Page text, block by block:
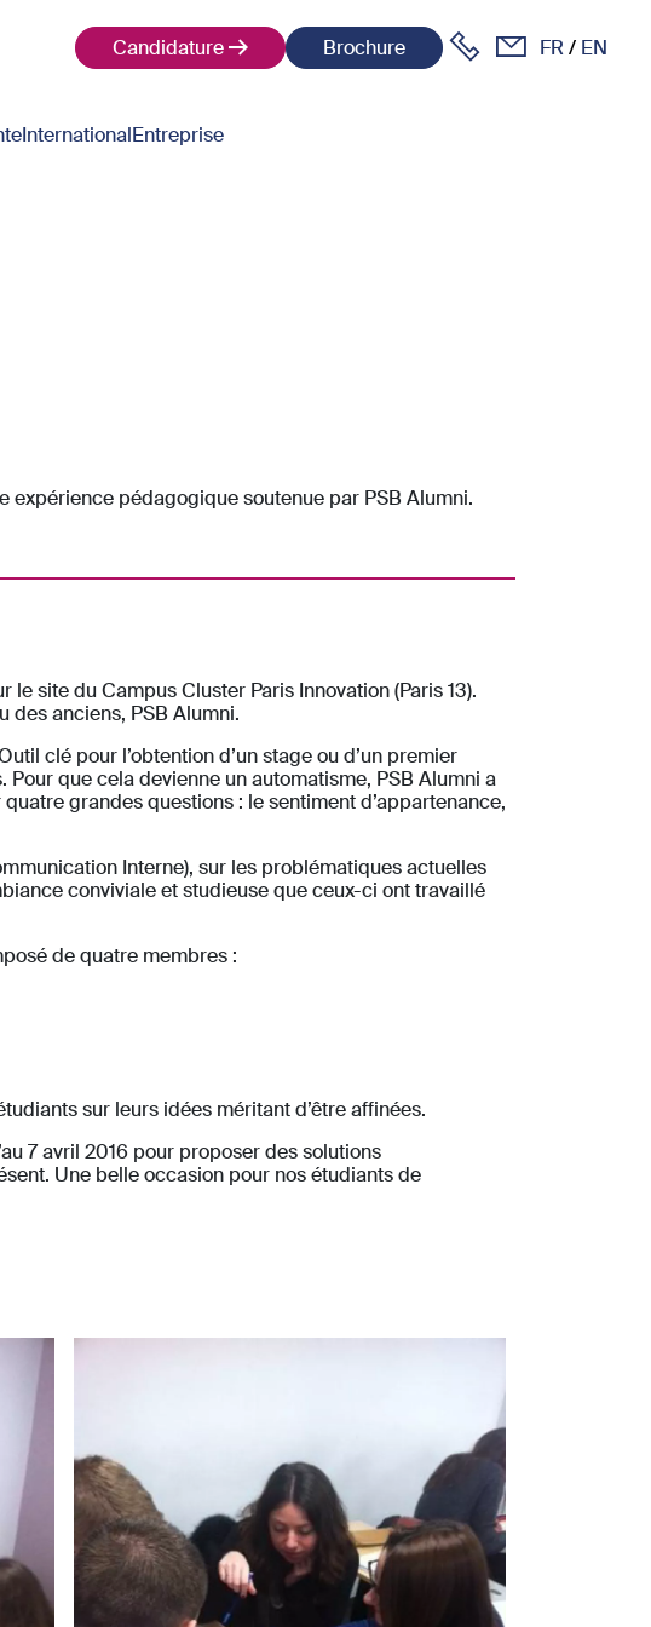
Candidature
Brochure FR EN
InternationalEntreprise
expérience pédagogique soutenue par PSB Alumni.
site du Campus Cluster Paris Innovation (Paris 13).
des anciens, PSB Alumni.
clé pour l’obtention d’un stage ou d’un premier
que cela devienne un automatisme, PSB Alumni a
grandes questions : le sentiment d’appartenance,
Interne), sur les problématiques actuelles
conviviale et studieuse que ceux-ci ont travaillé
de quatre membres :
sur leurs idées méritant d’être affinées.
7 avril 2016 pour proposer des solutions
Une belle occasion pour nos étudiants de